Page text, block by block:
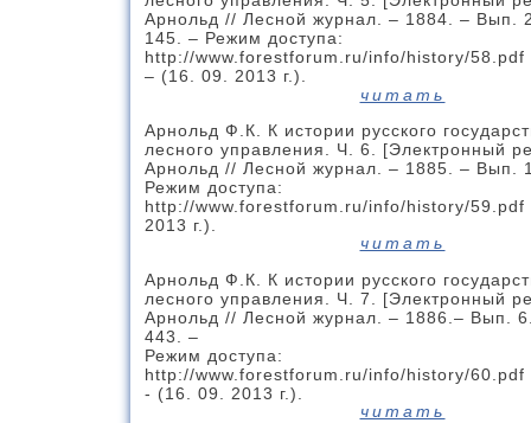
Арнольд // Лесной журнал. – 1884. – Вып.
145. – Режим доступа:
http://www.forestforum.ru/info/history/58.pdf
– (16. 09. 2013 г.).
читать
Арнольд Ф.К. К истории русского
лесного управления. Ч. 6. [Электронный
Арнольд // Лесной журнал. – 1885. – Вып.
Режим доступа:
http://www.forestforum.ru/info/history/59.pdf
2013 г.).
читать
Арнольд Ф.К. К истории русского
лесного управления. Ч. 7. [Электронный
Арнольд // Лесной журнал. – 1886.– Вып.
443. –
Режим доступа:
http://www.forestforum.ru/info/history/60.pdf
- (16. 09. 2013 г.).
читать